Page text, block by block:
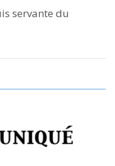
servante du